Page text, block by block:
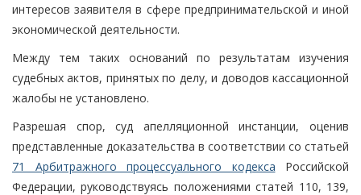
интересов заявителя в сфере предпринимательской и иной
экономической деятельности.
Между тем таких оснований по результатам изучения
судебных актов, принятых по делу, и доводов кассационной
жалобы не установлено.
Разрешая спор, суд апелляционной инстанции, оценив
представленные доказательства в соответствии со статьей
71 Арбитражного процессуального кодекса Российской
Федерации, руководствуясь положениями статей 110, 139,